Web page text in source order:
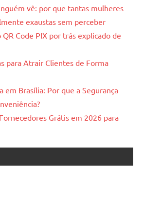
vê: por que tantas mulheres
exaustas sem perceber
Code PIX por trás explicado de
para Atrair Clientes de Forma
em Brasília: Por que a Segurança
Grátis em 2026 para